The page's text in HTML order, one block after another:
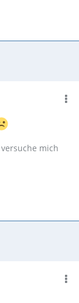
mich